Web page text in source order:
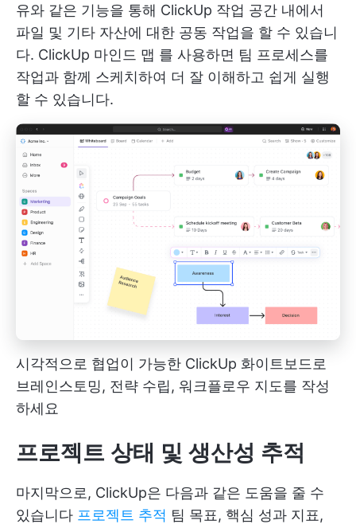
유와 같은 기능을 통해 ClickUp 작업 공간 내에서
파일 및 기타 자산에 대한 공동 작업을 할 수 있습니
다. ClickUp 마인드 맵 를 사용하면 팀 프로세스를
작업과 함께 스케치하여 더 잘 이해하고 쉽게 실행
할 수 있습니다.
시각적으로 협업이 가능한 ClickUp 화이트보드로
브레인스토밍, 전략 수립, 워크플로우 지도를 작성
하세요
프로젝트 상태 및 생산성 추적
마지막으로, ClickUp은 다음과 같은 도움을 줄 수
있습니다 프로젝트 추적 팀 목표, 핵심 성과 지표,